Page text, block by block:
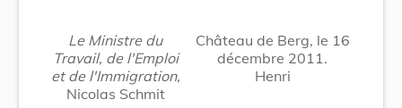
Le Ministre du
Travail, de l'Emploi
et de l'Immigration,
Nicolas Schmit
Château de Berg, le 16
décembre 2011.
Henri